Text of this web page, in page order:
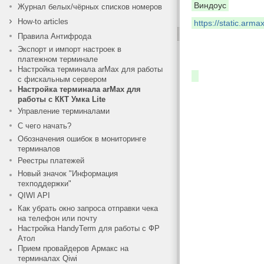
Журнал белых/чёрных списков номеров
How-to articles
Правила Антифрода
Экспорт и импорт настроек в
платежном терминале
Настройка терминала arMax для работы
с фискальным сервером
Настройка терминала arMax для
работы с ККТ Умка Lite
Управление терминалами
С чего начать?
Обозначения ошибок в мониторинге
терминалов
Реестры платежей
Новый значок "Информация
техподдержки"
QIWI API
Как убрать окно запроса отправки чека
на телефон или почту
Настройка HandyTerm для работы с ФР
Атол
Прием провайдеров Армакс на
терминалах Qiwi
Виндоус
https://